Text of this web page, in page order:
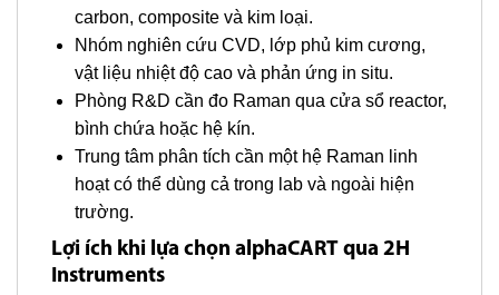
carbon, composite và kim loại.
Nhóm nghiên cứu CVD, lớp phủ kim cương,
vật liệu nhiệt độ cao và phản ứng in situ.
Phòng R&D cần đo Raman qua cửa sổ reactor,
bình chứa hoặc hệ kín.
Trung tâm phân tích cần một hệ Raman linh
hoạt có thể dùng cả trong lab và ngoài hiện
trường.
Lợi ích khi lựa chọn alphaCART qua 2H
Instruments